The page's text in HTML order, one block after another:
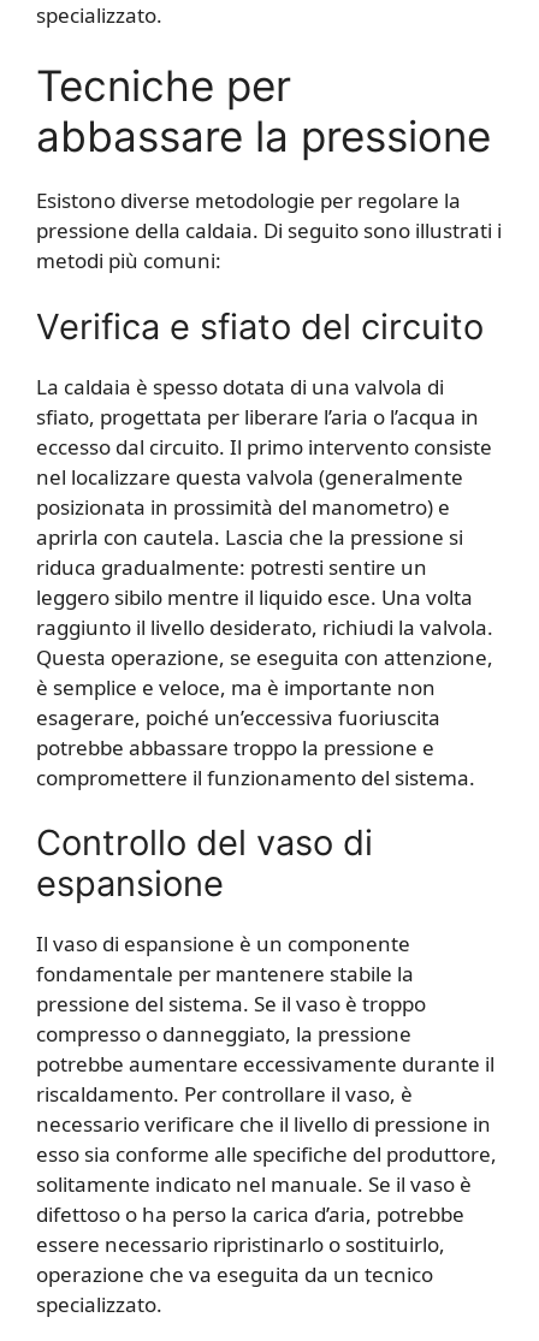
specializzato.
Tecniche per
abbassare la pressione
Esistono diverse metodologie per regolare la
pressione della caldaia. Di seguito sono illustrati i
metodi più comuni:
Verifica e sfiato del circuito
La caldaia è spesso dotata di una valvola di
sfiato, progettata per liberare l’aria o l’acqua in
eccesso dal circuito. Il primo intervento consiste
nel localizzare questa valvola (generalmente
posizionata in prossimità del manometro) e
aprirla con cautela. Lascia che la pressione si
riduca gradualmente: potresti sentire un
leggero sibilo mentre il liquido esce. Una volta
raggiunto il livello desiderato, richiudi la valvola.
Questa operazione, se eseguita con attenzione,
è semplice e veloce, ma è importante non
esagerare, poiché un’eccessiva fuoriuscita
potrebbe abbassare troppo la pressione e
compromettere il funzionamento del sistema.
Controllo del vaso di
espansione
Il vaso di espansione è un componente
fondamentale per mantenere stabile la
pressione del sistema. Se il vaso è troppo
compresso o danneggiato, la pressione
potrebbe aumentare eccessivamente durante il
riscaldamento. Per controllare il vaso, è
necessario verificare che il livello di pressione in
esso sia conforme alle specifiche del produttore,
solitamente indicato nel manuale. Se il vaso è
difettoso o ha perso la carica d’aria, potrebbe
essere necessario ripristinarlo o sostituirlo,
operazione che va eseguita da un tecnico
specializzato.